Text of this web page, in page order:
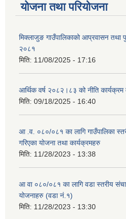
योजना तथा परियोजना
मिक्लाजुङ गाउँपालिकाको आप्रवासन तथा
२०८१
मिति: 11/08/2025 - 17:16
आर्थिक वर्ष २०८२।८३ को नीति
मिति: 09/18/2025 - 16:40
आ .व. ०८०/०८१ का लागि गाउँपालिका
गरिएका योजना तथा कार्यक्रमहरु
मिति: 11/28/2023 - 13:38
आ वा ०८०/०८१ का लागि वडा स्तरीय
योजनाहरु (वडा नं.१)
मिति: 11/28/2023 - 13:30